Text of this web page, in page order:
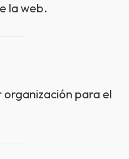
la web.
para el